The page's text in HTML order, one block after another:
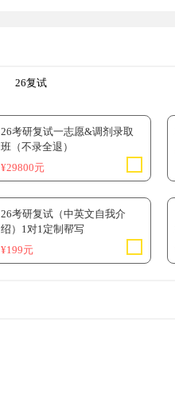
26复试
26考研复试一志愿&调剂录取
班（不录全退）
¥29800元
26考研复试（中英文自我介
绍）1对1定制帮写
¥199元